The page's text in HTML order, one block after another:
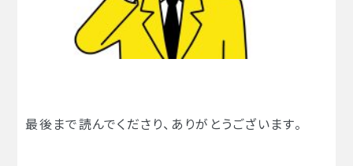
最後まで読んでくださり、ありがとうございます。